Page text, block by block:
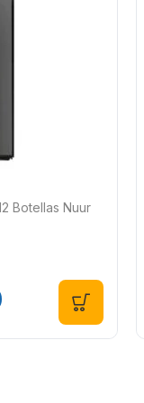
Botellas Nuur